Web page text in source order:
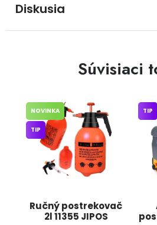
Diskusia
Súvisiaci
Ručný postrekovač
2l 11355 JIPOS
NOVINKA
TIP
TIP